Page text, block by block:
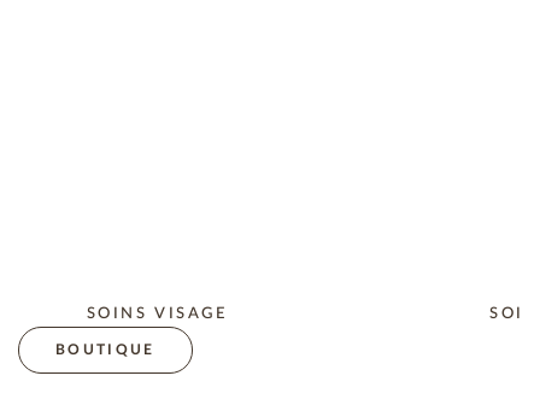
SOINS VISAGE
BOUTIQUE